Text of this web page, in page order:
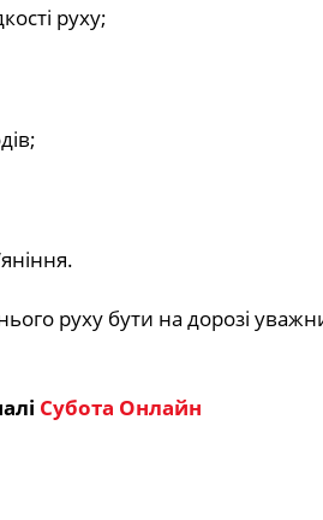
руху;
руху бути на дорозі
Субота Онлайн